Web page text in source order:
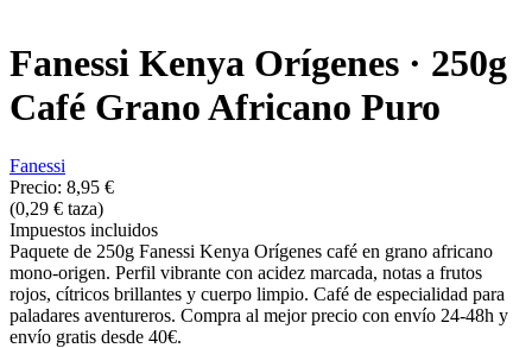
Fanessi Kenya Orígenes · 250g
Café Grano Africano Puro
Fanessi
Precio: 8,95 €
(0,29 € taza)
Impuestos incluidos
Paquete de 250g Fanessi Kenya Orígenes café en grano africano
mono-origen. Perfil vibrante con acidez marcada, notas a frutos
rojos, cítricos brillantes y cuerpo limpio. Café de especialidad para
paladares aventureros. Compra al mejor precio con envío 24-48h y
envío gratis desde 40€.